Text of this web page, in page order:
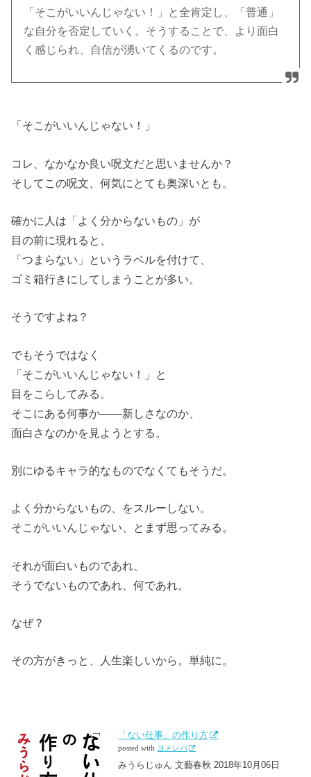
「そこがいいんじゃない！」と全肯定し、「普通」
な自分を否定していく。そうすることで、より面白
く感じられ、自信が湧いてくるのです。
「そこがいいんじゃない！」
コレ、なかなか良い呪文だと思いませんか？
そしてこの呪文、何気にとても奥深いとも。
確かに人は「よく分からないもの」が
目の前に現れると、
「つまらない」というラベルを付けて、
ゴミ箱行きにしてしまうことが多い。
そうですよね？
でもそうではなく
「そこがいいんじゃない！」と
目をこらしてみる。
そこにある何事か――新しさなのか、
面白さなのかを見ようとする。
別にゆるキャラ的なものでなくてもそうだ。
よく分からないもの、をスルーしない。
そこがいいんじゃない、とまず思ってみる。
それが面白いものであれ、
そうでないものであれ、何であれ。
なぜ？
その方がきっと、人生楽しいから。単純に。
「ない仕事」の作り方
posted with ヨメレバ
みうらじゅん 文藝春秋 2018年10月06日